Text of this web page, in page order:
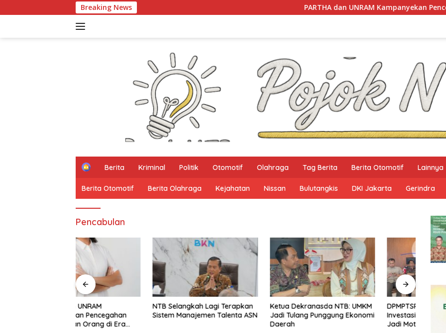
ke
Breaking News PARTHA dan UNRAM Kampanyekan Pencegahan
H
m
e
Berita Kriminal Politik Otomotif Olahraga Tag Berita Berita Otomotif Lainnya
Berita Otomotif Berita Olahraga Kejahatan Nissan Bulutangkis DKI Jakarta Gerindra
Pencabulan
NTB Selangkah Lagi Terapkan
Sistem Manajemen Talenta ASN
Ketua Dekranasda NTB: UMKM
Jadi Tulang Punggung Ekonomi
DPMPTSP NTB Optimistis
Investasi Tembus Target, UMKM
Jadi Motor Pertumbuhan